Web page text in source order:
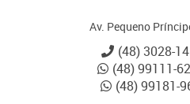
Av. Pequeno
(48) 3028-
(48) 99111-
(48) 99181-